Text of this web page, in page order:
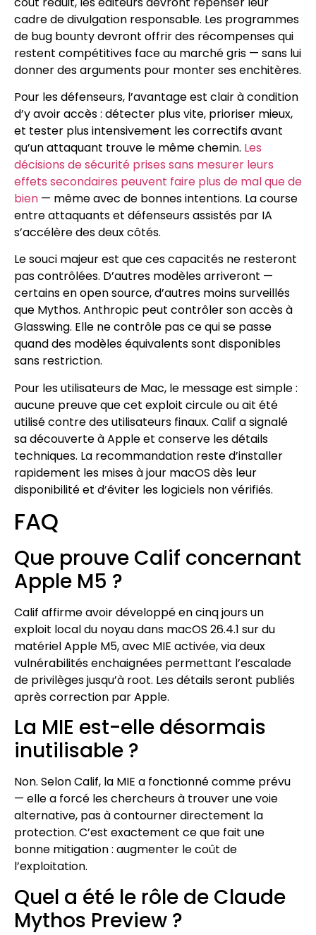
cadre de divulgation responsable. Les programmes
de bug bounty devront offrir des récompenses qui
restent compétitives face au marché gris — sans lui
donner des arguments pour monter ses enchitères.
Pour les défenseurs, l’avantage est clair à condition
d’y avoir accès : détecter plus vite, prioriser mieux,
et tester plus intensivement les correctifs avant
qu’un attaquant trouve le même chemin. Les
décisions de sécurité prises sans mesurer leurs
effets secondaires peuvent faire plus de mal que de
bien — même avec de bonnes intentions. La course
entre attaquants et défenseurs assistés par IA
s’accélère des deux côtés.
Le souci majeur est que ces capacités ne resteront
pas contrôlées. D’autres modèles arriveront —
certains en open source, d’autres moins surveillés
que Mythos. Anthropic peut contrôler son accès à
Glasswing. Elle ne contrôle pas ce qui se passe
quand des modèles équivalents sont disponibles
sans restriction.
Pour les utilisateurs de Mac, le message est simple :
aucune preuve que cet exploit circule ou ait été
utilisé contre des utilisateurs finaux. Calif a signalé
sa découverte à Apple et conserve les détails
techniques. La recommandation reste d’installer
rapidement les mises à jour macOS dès leur
disponibilité et d’éviter les logiciels non vérifiés.
FAQ
Que prouve Calif concernant
Apple M5 ?
Calif affirme avoir développé en cinq jours un
exploit local du noyau dans macOS 26.4.1 sur du
matériel Apple M5, avec MIE activée, via deux
vulnérabilités enchaignées permettant l’escalade
de privilèges jusqu’à root. Les détails seront publiés
après correction par Apple.
La MIE est-elle désormais
inutilisable ?
Non. Selon Calif, la MIE a fonctionné comme prévu
— elle a forcé les chercheurs à trouver une voie
alternative, pas à contourner directement la
protection. C’est exactement ce que fait une
bonne mitigation : augmenter le coût de
l’exploitation.
Quel a été le rôle de Claude
Mythos Preview ?